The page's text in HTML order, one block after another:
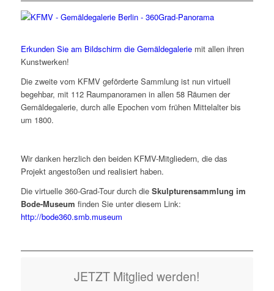
Erkunden Sie am Bildschirm die Gemäldegaleriemit allen ihren
Kunstwerken!
Die zweite vom KFMV geförderte Sammlung ist nun virtuell
begehbar, mit 112 Raumpanoramen in allen 58 Räumen der
Gemäldegalerie, durch alle Epochen vom frühen Mittelalter bis
um 1800.
Wir danken herzlich den beiden KFMV-Mitgliedern, die das
Projekt angestoßen und realisiert haben.
Die virtuelle 360-Grad-Tour durch die Skulpturensammlung im
Bode-Museum finden Sie unter diesem Link:
http://bode360.smb.museum
JETZT Mitglied werden!